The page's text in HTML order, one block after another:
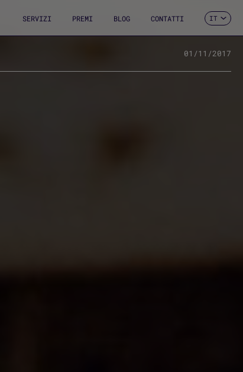
SERVIZI PREMI BLOG CONTATTI
EN
DE
IT
01/11/2017